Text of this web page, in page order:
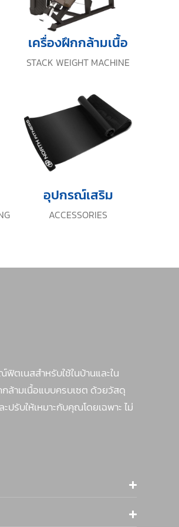
STACK WEIGHT MACHINE
เครื่องฝึกกล้ามเนื้อ
ACCESSORIES
อุปกรณ์เสริม
เนสสำหรับใช้ในบ้านและใน
ล้ามเนื้อแบบครบเซต ด้วยวัสดุ
บให้เหมาะกับคุณโดยเฉพาะ ไม่